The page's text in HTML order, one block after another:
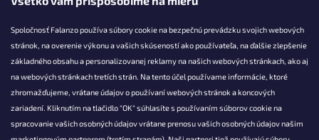
Spoločnosť Falanzo používa súbory cookie na bezpečnú prevádzku svojich webových
stránok, na overenie výkonu a vašich skúseností ako používateľa, na ďalšie zlepšenie
základného obsahu a personalizovanej reklamy na našich webových stránkach, ako aj
na webových stránkach tretích strán. Na tento účel používame informácie, ktoré
zhromažďujeme, vrátane údajov o používaní webových stránok a koncových
zariadení. Kliknutím na tlačidlo "OK" súhlasíte s používaním súborov cookie na
spracovanie vašich osobných údajov vrátane prenosu vašich osobných údajov našim
KONTAKT
info@falanzo.sk
Falanzo.sk
FalanzoSK